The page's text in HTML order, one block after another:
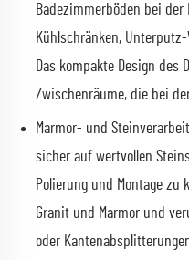
Badezimmerböden bei
Kühlschränken, Unterputz-
Das kompakte Design des
Zwischenräume, die bei
Marmor- und
sicher auf wertvollen
Polierung und Montage zu
Granit und Marmor und
oder